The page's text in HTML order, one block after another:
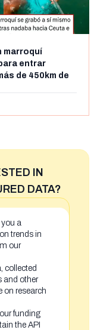
marroquí
entrar
de 450km de
IN
DATA?
you a
trends in
our
collected
and other
on research
funding
the API